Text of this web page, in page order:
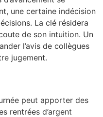
une certaine indécision
La clé résidera
de son intuition. Un
l’avis de collègues
jugement.
peut apporter des
rentrées d’argent